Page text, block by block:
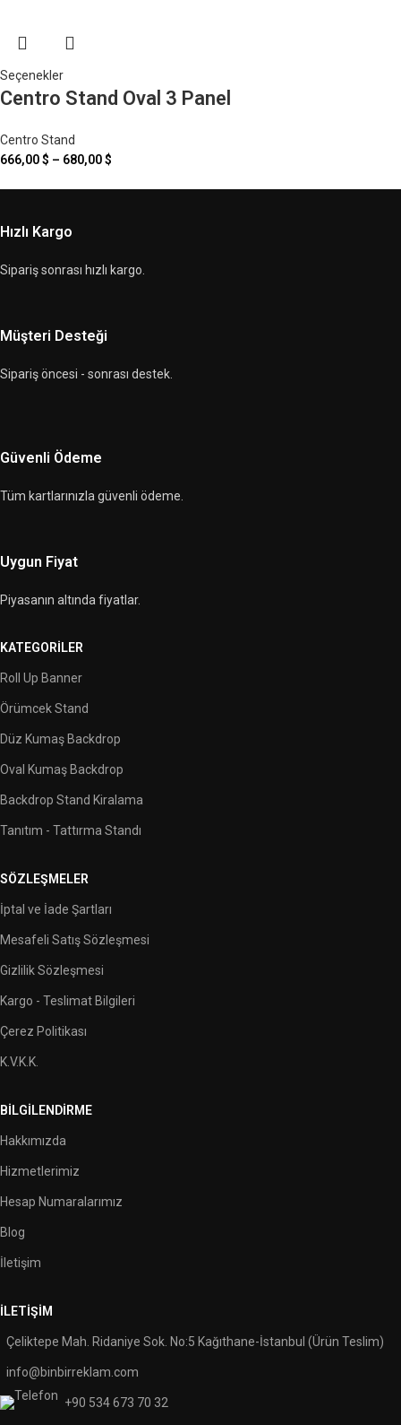
Seçenekler
Centro Stand Oval 3 Panel
Centro Stand
666,00$ – 680,00$
Hızlı Kargo
Sipariş sonrası hızlı kargo.
Müşteri Desteği
Sipariş öncesi - sonrası destek.
Güvenli Ödeme
Tüm kartlarınızla güvenli ödeme.
Uygun Fiyat
Piyasanın altında fiyatlar.
KATEGORILER
Roll Up Banner
Örümcek Stand
Düz Kumaş Backdrop
Oval Kumaş Backdrop
Backdrop Stand Kiralama
Tanıtım - Tattırma Standı
SÖZLEŞMELER
İptal ve İade Şartları
Mesafeli Satış Sözleşmesi
Gizlilik Sözleşmesi
Kargo - Teslimat Bilgileri
Çerez Politikası
K.V.K.K.
BILGILENDIRME
Hakkımızda
Hizmetlerimiz
Hesap Numaralarımız
Blog
İletişim
İLETIŞIM
Çeliktepe Mah. Ridaniye Sok. No:5 Kağıthane-İstanbul (Ürün Teslim)
info@binbirreklam.com
+90 534 673 70 32